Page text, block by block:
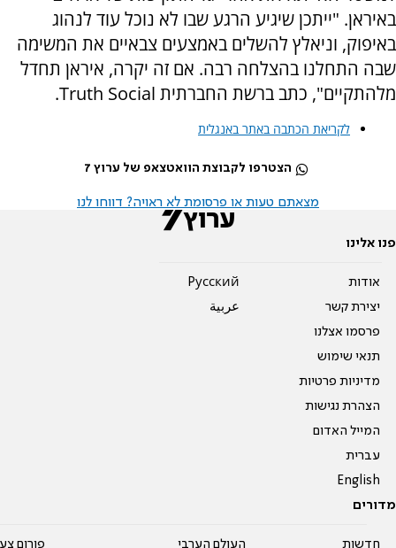
באיראן. "ייתכן שיגיע הרגע שבו לא נוכל עוד לנהוג
באיפוק, וניאלץ להשלים באמצעים צבאיים את המשימה
שבה התחלנו בהצלחה רבה. אם זה יקרה, איראן תחדל
מלהתקיים", כתב ברשת החברתית Truth Social.
לקריאת הכתבה באתר באנגלית
הצטרפו לקבוצת הוואטצאפ של ערוץ 7
מצאתם טעות או פרסומת לא ראויה? דווחו לנו
פנו אלינו
אודות
יצירת קשר
פרסמו אצלנו
תנאי שימוש
מדיניות פרטיות
הצהרת נגישות
המייל האדום
עברית
English
Pусский
عربية
מדורים
חדשות העולם הערבי פורום